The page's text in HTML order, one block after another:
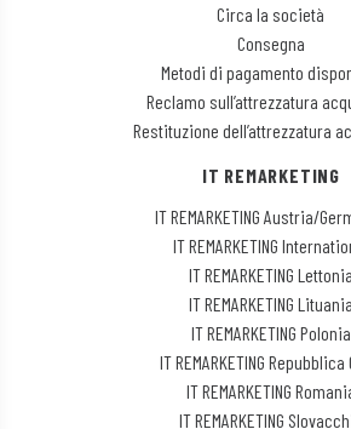
Circa la società
Consegna
Metodi di pagamento
Reclamo sull’attrezzatura
Restituzione dell’attrezzatura
IT REMARKETING
IT REMARKETING Austria/
IT REMARKETING
IT REMARKETING Lettonia
IT REMARKETING Lituania
IT REMARKETING Polonia
IT REMARKETING Repubblica
IT REMARKETING
IT REMARKETING